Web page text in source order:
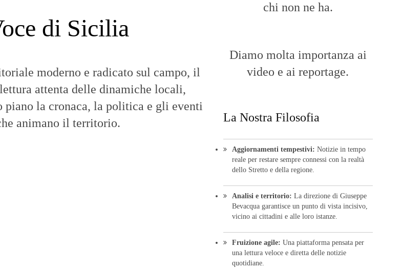
di Sicilia
moderno e radicato sul campo, il
attenta delle dinamiche locali,
piano la cronaca, la politica e gli eventi
animano il territorio.
chi non ne ha.
Diamo molta importanza ai
video e ai reportage.
La Nostra Filosofia
Aggiornamenti tempestivi: Notizie in tempo
reale per restare sempre connessi con la realtà
dello Stretto e della regione.
Analisi e territorio: La direzione di Giuseppe
Bevacqua garantisce un punto di vista incisivo,
vicino ai cittadini e alle loro istanze.
Fruizione agile: Una piattaforma pensata per
una lettura veloce e diretta delle notizie
quotidiane.